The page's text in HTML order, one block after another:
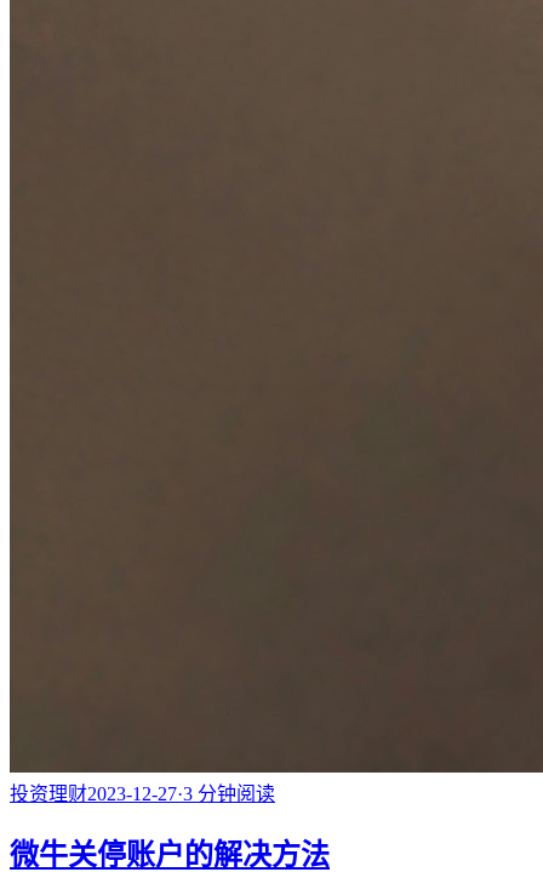
投资理财2023-12-27·3 分钟阅读
微牛关停账户的解决方法